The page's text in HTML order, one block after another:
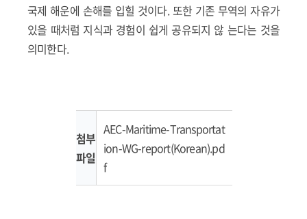
국제 해운에 손해를 입힐 것이다. 또한 기존 무역의 자유가
있을 때처럼 지식과 경험이 쉽게 공유되지 않 는다는 것을
의미한다.
첨부
파일
AEC-Maritime-Transportat
ion-WG-report(Korean).pd
f